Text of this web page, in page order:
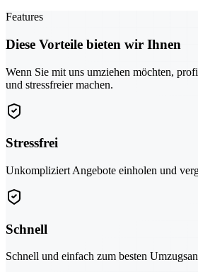
Features
Diese Vorteile bieten wir Ihnen
Wenn Sie mit uns umziehen möchten,
und stressfreier machen.
Stressfrei
Unkompliziert Angebote einholen und
Schnell
Schnell und einfach zum besten